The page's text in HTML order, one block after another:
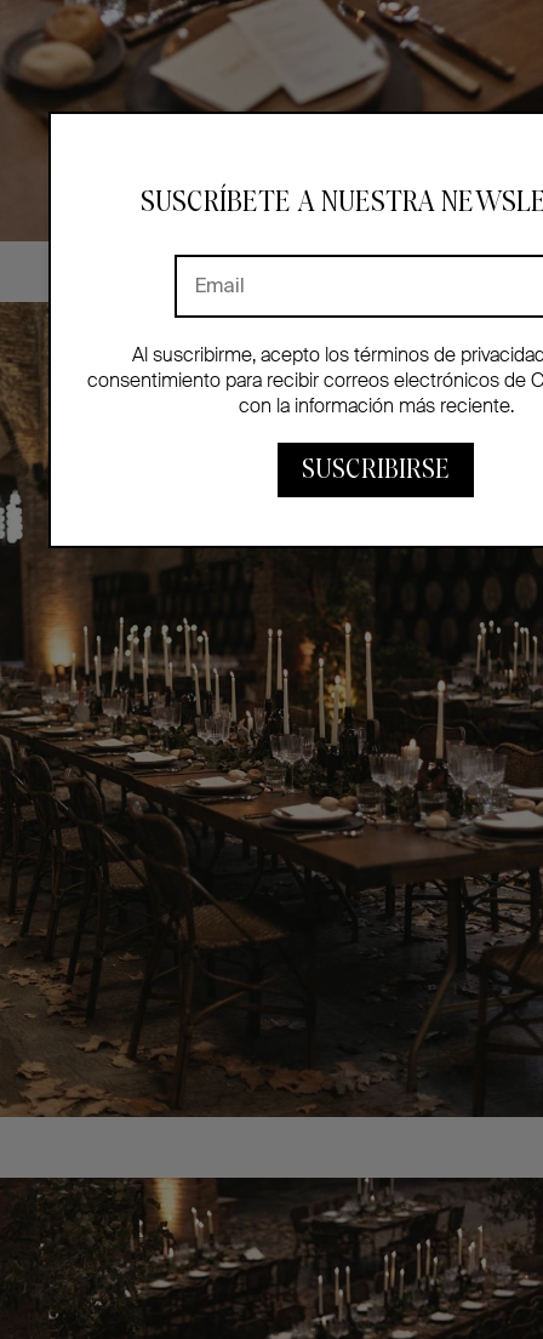
SUSCRÍBETE A NUESTRA
Al suscribirme, acepto los términos de
consentimiento para recibir correos electrónicos de
con la información más reciente.
SUSCRIBIRSE